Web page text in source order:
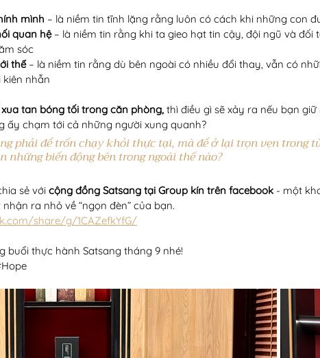
mình – là niềm tin tĩnh lặng rằng luôn có cách khi những con
quan hệ – là niềm tin rằng khi ta gieo hạt tin cậy, đội ngũ và đối
sóc
thế – là niềm tin rằng dù bên ngoài có nhiều đổi thay, vẫn có
nhẫn
tan bóng tối trong căn phòng, thì điều gì sẽ xảy ra nếu bạn
ấy chạm tới cả những người xung quanh?
phải để trốn chạy khỏi thực tại, mà để ở lại trọn vẹn trong
những biến động bên trong ngoài thế nào?
sẻ với cộng đồng Satsang tại Group kín trên facebook - một
ra nhỏ về “ngọn đèn” của bạn.
share/g/1CAZefkYfG/
buổi thực hành Satsang tháng 9 nhé!